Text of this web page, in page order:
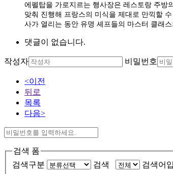
에펠탑을 가로지르는 행사장은 레스토랑 주방
맞춰 진행해 프랑스의 미식을 제대로 만끽할
사가 열리는 동안 유명 셰프들의 마스터 클래
댓글이 없습니다.
작성자 비밀번호
<이전
뒤로
목록
다음>
검색 폼
검색구분
검색 검색어